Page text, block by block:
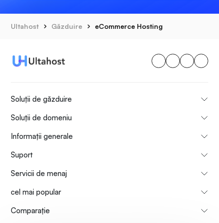
Ultahost Găzduire eCommerce Hosting
Soluții de găzduire
Soluții de domeniu
Informații generale
Suport
Servicii de menaj
cel mai popular
Comparaţie